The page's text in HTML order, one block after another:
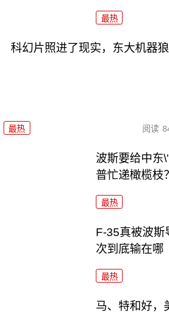
最热
科幻片照进了现实，东大机器狼
最热 阅读
波斯要给中东
普忙递橄榄枝？
最热
F-35真被波斯
次到底输在哪
最热
马、特和好，